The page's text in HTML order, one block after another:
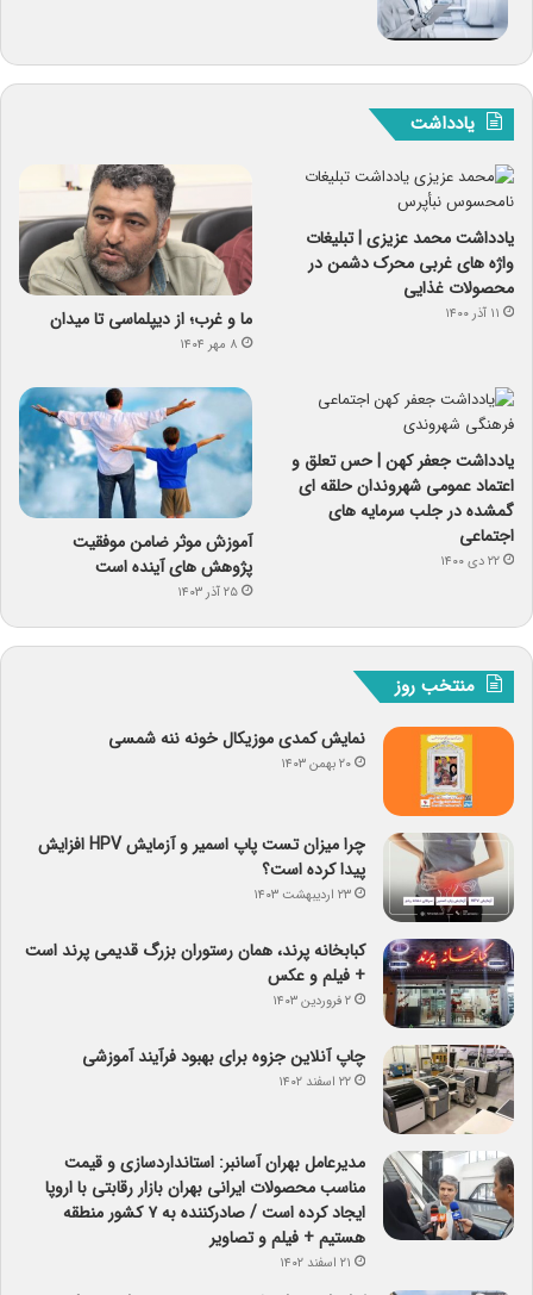
یادداشت
یادداشت محمد عزیزی | تبلیغات
واژه های غربی محرک دشمن در
محصولات غذایی
۱۱ آذر ۱۴۰۰ ما و غرب؛ از دیپلماسی تا میدان
۸ مهر ۱۴۰۴
یادداشت جعفر کهن | حس تعلق و
اعتماد عمومی شهروندان حلقه ای
گمشده در جلب سرمایه های
اجتماعی
۲۲ دی ۱۴۰۰
آموزش موثر ضامن موفقیت
پژوهش های آینده است
۲۵ آذر ۱۴۰۳
منتخب روز
نمایش کمدی موزیکال خونه ننه شمسی
۲۰ بهمن ۱۴۰۳
چرا میزان تست پاپ اسمیر و آزمایش HPV افزایش
پیدا کرده است؟
۲۳ اردیبهشت ۱۴۰۳
کبابخانه پرند، همان رستوران بزرگ قدیمی پرند است
+ فیلم و عکس
۲ فروردین ۱۴۰۳
چاپ آنلاین جزوه برای بهبود فرآیند آموزشی
۲۲ اسفند ۱۴۰۲
مدیرعامل بهران آسانبر: استانداردسازی و قیمت
مناسب محصولات ایرانی بهران بازار رقابتی با اروپا
ایجاد کرده است / صادرکننده به ۷ کشور منطقه
هستیم + فیلم و تصاویر
۲۱ اسفند ۱۴۰۲